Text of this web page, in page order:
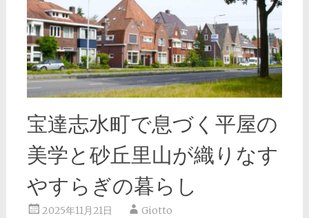
宝達志水町で息づく平屋の
美学と砂丘里山が織りなす
やすらぎの暮らし
2025年11月21日 Giotto